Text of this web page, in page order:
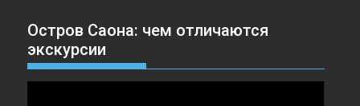
Остров Саона: чем отличаются
экскурсии